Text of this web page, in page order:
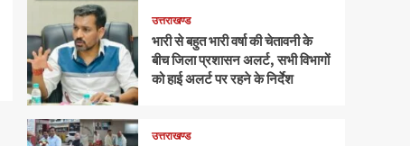
उत्तराखण्ड
भारी से बहुत भारी वर्षा की चेतावनी के
बीच जिला प्रशासन अलर्ट, सभी विभागों
को हाई अलर्ट पर रहने के निर्देश
उत्तराखण्ड